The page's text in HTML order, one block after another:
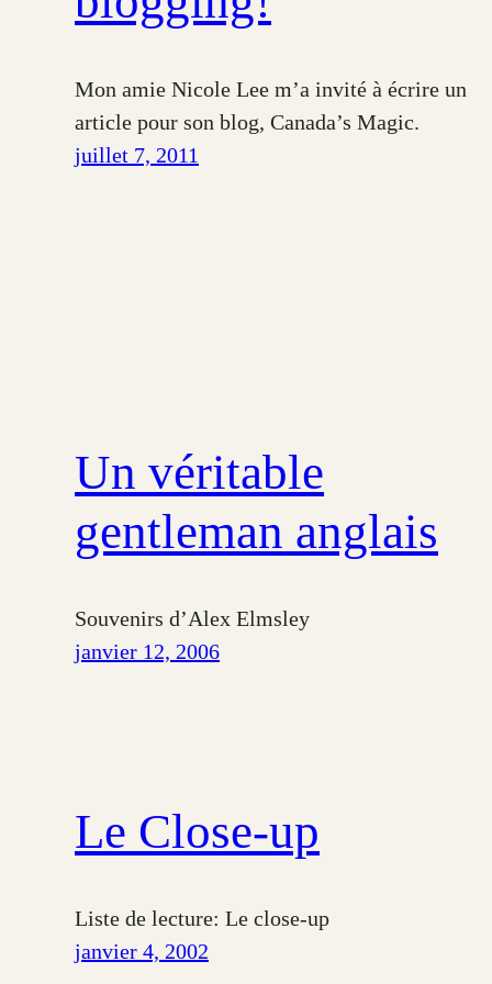
Mon amie Nicole Lee m’a invité à écrire un
article pour son blog, Canada’s Magic.
juillet 7, 2011
Un véritable
gentleman anglais
Souvenirs d’Alex Elmsley
janvier 12, 2006
Le Close-up
Liste de lecture: Le close-up
janvier 4, 2002